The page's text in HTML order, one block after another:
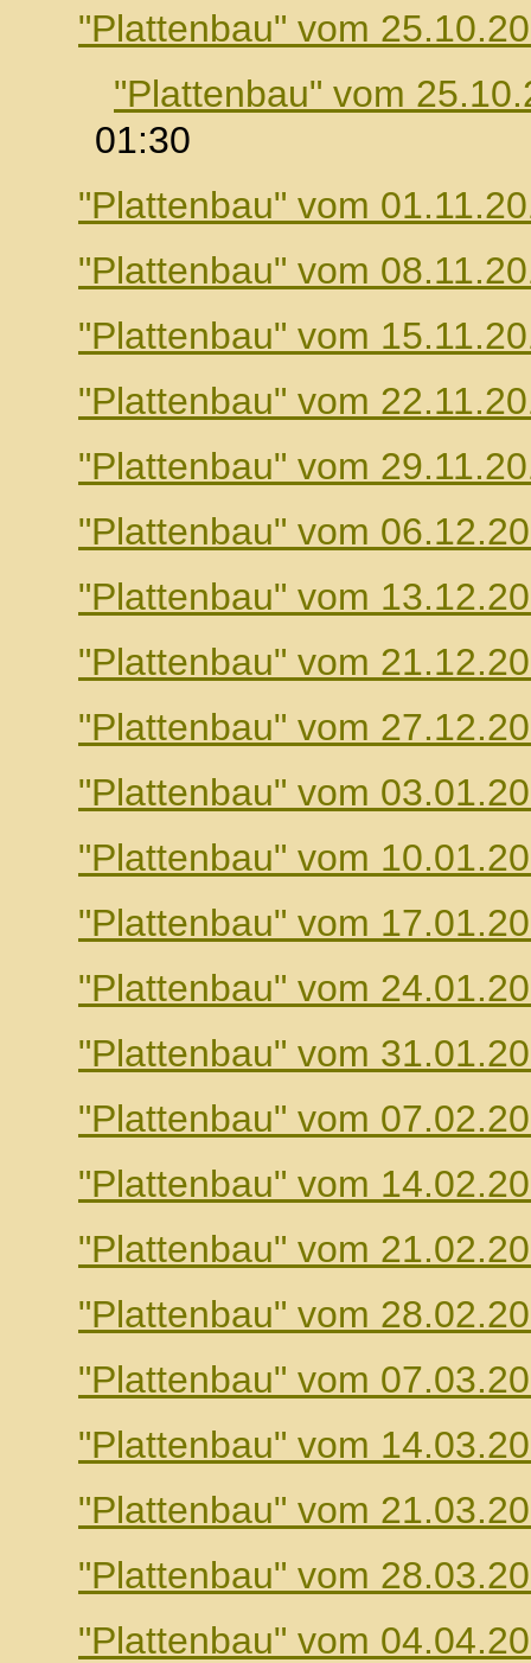
"Plattenbau" vom
"Plattenbau" vom
01:30
"Plattenbau" vom
"Plattenbau" vom
"Plattenbau" vom
"Plattenbau" vom
"Plattenbau" vom
"Plattenbau" vom
"Plattenbau" vom
"Plattenbau" vom
"Plattenbau" vom
"Plattenbau" vom
"Plattenbau" vom
"Plattenbau" vom
"Plattenbau" vom
"Plattenbau" vom
"Plattenbau" vom
"Plattenbau" vom
"Plattenbau" vom
"Plattenbau" vom
"Plattenbau" vom
"Plattenbau" vom
"Plattenbau" vom
"Plattenbau" vom
"Plattenbau" vom